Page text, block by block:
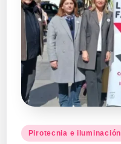
Publicado
Pirotecnia e iluminación